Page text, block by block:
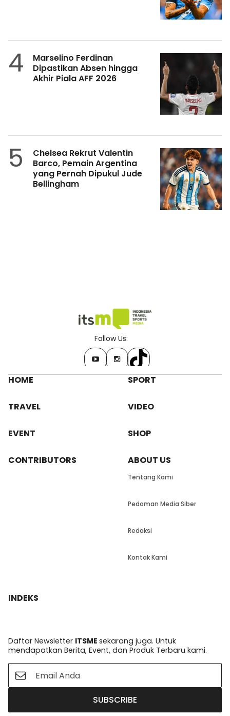
4
Marselino Ferdinan
Dipastikan Absen hingga
Akhir Piala AFF 2026
5
Chelsea Rekrut Valentin
Barco, Pemain Argentina
yang Pernah Dipukul Jude
Bellingham
Follow Us:
HOME SPORT
TRAVEL VIDEO
EVENT SHOP
CONTRIBUTORS ABOUT US
Tentang Kami
Pedoman Media Siber
Redaksi
Kontak Kami
INDEKS
Daftar Newsletter ITSME sekarang juga. Untuk
mendapatkan Berita, Event, dan Produk Terbaru kami.
SUBSCRIBE